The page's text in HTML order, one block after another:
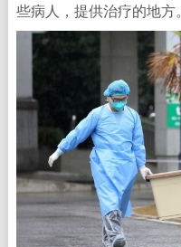
些病人，提供治疗的地方。